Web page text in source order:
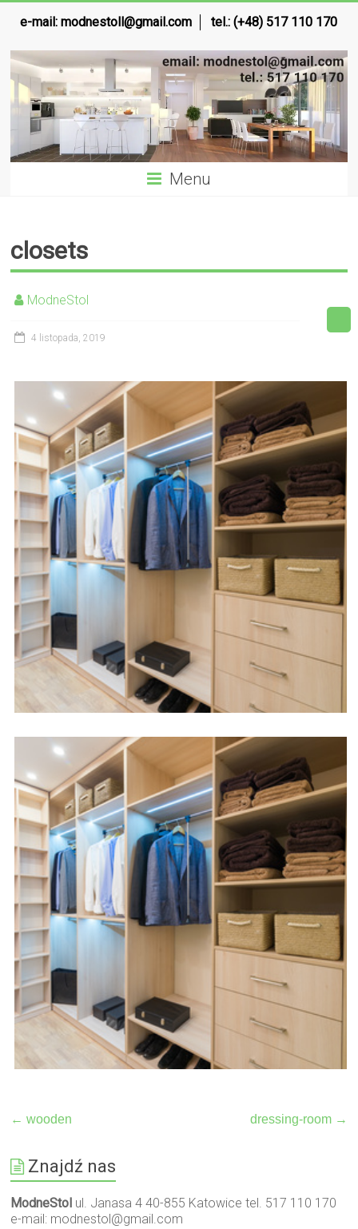
e-mail:modnestoll@gmail.com tel.: (+48) 517 110 170
Menu
closets
ModneStol
4 listopada, 2019
← wooden dressing-room →
Znajdź nas
ModneStol ul. Janasa 4 40-855 Katowice tel. 517 110 170
e-mail: modnestol@gmail.com